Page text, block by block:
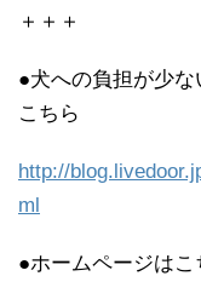
＋＋＋
●犬への負担が少
こちら
http://
ml
●ホームページはこ